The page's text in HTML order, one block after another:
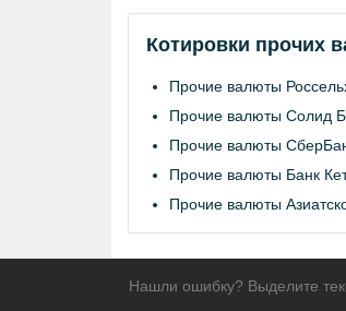
Котировки прочих
Прочие валюты
Прочие валюты Солид
Прочие валюты
Прочие валюты Банк
Прочие валюты
Нашли ошибку? Выделите